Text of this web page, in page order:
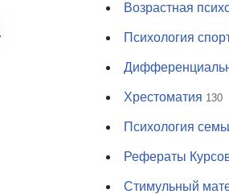
Возрастная
Психология
Хрестоматия 130
Психология
Рефераты
Стимульный